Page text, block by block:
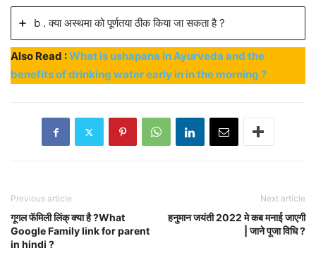
b . क्या अस्थमा को पूर्णतया ठीक किया जा सकता है ?
Also Read :What is ushapana in Ayurveda and the
benefits of drinking water early in in the morning ?
Previous article
गूगल फॅमिली लिंक् क्या है ?What
Google Family link for parent
in hindi ?
Next article
हनुमान जयंती 2022 मे कब मनाई जाएगी
| जाने पूजा विधि ?